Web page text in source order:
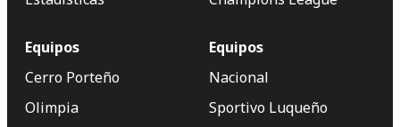
Equipos
Cerro Porteño
Olimpia
Equipos
Nacional
Sportivo Luqueño